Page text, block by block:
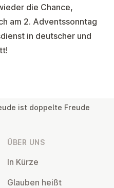
die Chance,
am 2. Adventssonntag
in deutscher und
ist doppelte Freude
ÜBER UNS
In Kürze
Glauben heißt